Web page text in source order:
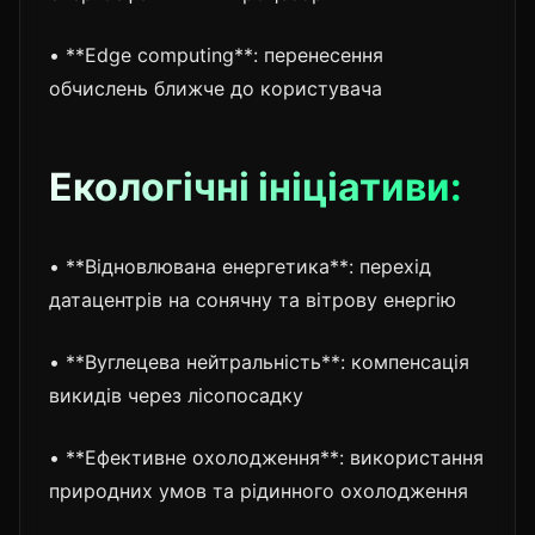
• **Edge computing**: перенесення
обчислень ближче до користувача
Екологічні ініціативи:
• **Відновлювана енергетика**: перехід
датацентрів на сонячну та вітрову енергію
• **Вуглецева нейтральність**: компенсація
викидів через лісопосадку
• **Ефективне охолодження**: використання
природних умов та рідинного охолодження